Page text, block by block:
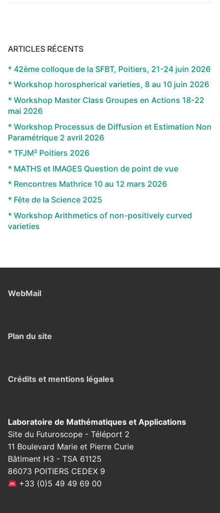
ARTICLES RÉCENTS
* 42ème colloque de la SFBT, Poitiers, 21-24 juin 2026
* Workshop horospherical varieties, 8 au 10 juin 2026
* Workshop Master Class Groupes en Actions 18-22
mai 2026
* Workshop Processus de Diffusion et Estimation Non
Paramétrique 2 avril 2026
* TFJM² Poitiers 2026
* MATHS et IMAGES Question de point de vue
* Rencontres Mathrice 10 au 12 mars 2026
* Fête de la Science 2025
* Workshop Arithmetics of non-positively curved
varieties
WebMail
Plan du site
Crédits et mentions légales
Laboratoire de Mathématiques et Applications
Site du Futuroscope - Téléport 2
11 Boulevard Marie et Pierre Curie
Bâtiment H3 - TSA 61125
86073 POITIERS CEDEX 9
+33 (0)5 49 49 69 00